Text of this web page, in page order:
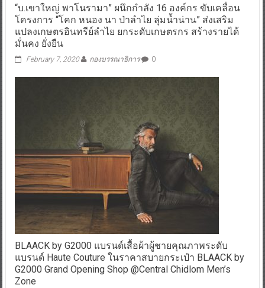
“บ.เขาใหญ่ พาโนรามา” ผนึกกำลัง 16 องค์กร ขับเคลื่อน
โครงการ “โคก หนอง นา ป่าลำไย ลุ่มน้ำน่าน” ส่งเสริม
แปลงเกษตรอินทรีย์ลำไย ยกระดับเกษตรกร สร้างรายได้
มั่นคง ยั่งยืน
February 7, 2020 กองบรรณาธิการ 0
BLAACK by G2000 แบรนด์เสื้อผ้าผู้ชายคุณภาพระดับ
แบรนด์ Haute Couture ในราคาสบายกระเป๋า BLAACK by
G2000 Grand Opening Shop @Central Chidlom Men’s
Zone